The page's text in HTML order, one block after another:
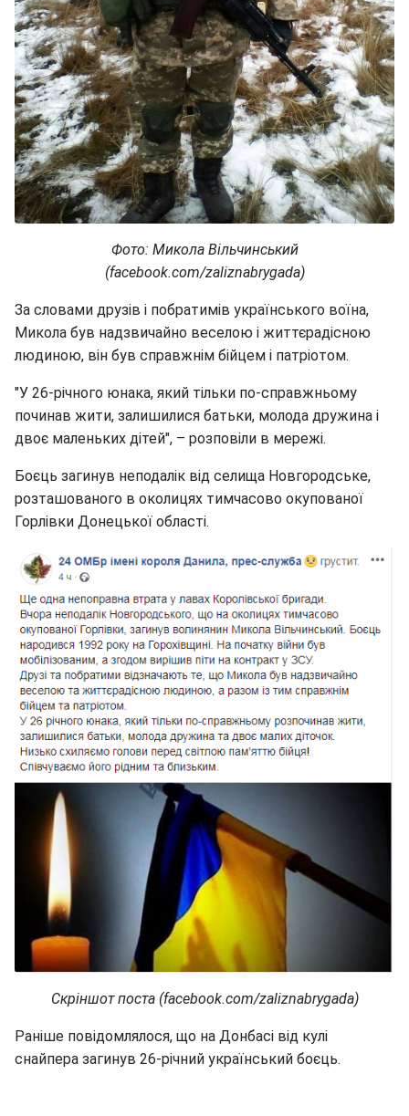
Фото: Микола Вільчинський
(facebook.com/zaliznabrygada)
За словами друзів і побратимів українського воїна,
Микола був надзвичайно веселою і життєрадісною
людиною, він був справжнім бійцем і патріотом.
"У 26-річного юнака, який тільки по-справжньому
починав жити, залишилися батьки, молода дружина і
двоє маленьких дітей", – розповіли в мережі.
Боєць загинув неподалік від селища Новгородське,
розташованого в околицях тимчасово окупованої
Горлівки Донецької області.
Скріншот поста (facebook.com/zaliznabrygada)
Раніше повідомлялося, що на Донбасі від кулі
снайпера загинув 26-річний український боєць.